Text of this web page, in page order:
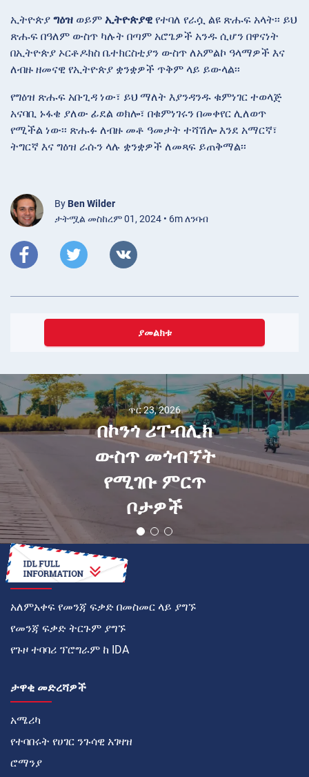
ኢትዮጵያ ግዕዝ ወይም ኢትዮጵያዊ የተባለ የራሷ ልዩ ጽሑፍ አላት፡፡ ይህ
ጽሑፍ በዓለም ውስጥ ካሉት በጣም አሮጌዎች አንዱ ሲሆን በዋናነት
በኢትዮጵያ ኦርቶዶክስ ቤተክርስቲያን ውስጥ ለአምልኮ ዓላማዎች እና
ለብዙ ዘመናዊ የኢትዮጵያ ቋንቋዎች ጥቅም ላይ ይውላል፡፡
የግዕዝ ጽሑፍ አቡጊዳ ነው፣ ይህ ማለት እያንዳንዱ ቁምነገር ተወላጅ
አናባቢ ኑፋቄ ያለው ፊደል ወክሎ፣ በቁምነገሩን በመቀየር ሊለወጥ
የሚችል ነው፡፡ ጽሑፉ ለብዙ መቶ ዓመታት ተሻሽሎ እንደ አማርኛ፣
ትግርኛ እና ግዕዝ ራሱን ላሉ ቋንቋዎች ለመጻፍ ይጠቅማል፡፡
By Ben Wilder
ታትሟል መስከረም 01, 2024 • 6m ለንባብ
ያመልክቱ
ጥር 23, 2026
በኮንጎ ሪፐብሊክ
ውስጥ መጎብኘት
የሚገቡ ምርጥ
ቦታዎች
እንዴት
አለምአቀፍ የመንጃ ፍቃድ በመስመር ላይ ያግኙ
የመንጃ ፍቃድ ትርጉም ያግኙ
የጉዞ ተባባሪ ፕሮግራም ከ IDA
ታዋቂ መድረሻዎች
አሜሪካ
የተባበሩት የሀገር ንጉሳዊ አገዛዝ
ሮማንያ